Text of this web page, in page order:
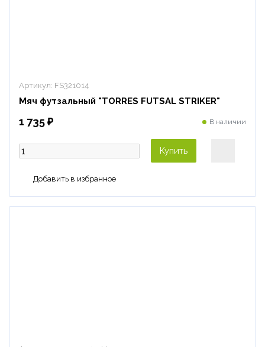
Артикул: FS321014
Мяч футзальный "TORRES FUTSAL STRIKER"
1 735 ₽ В наличии
Купить